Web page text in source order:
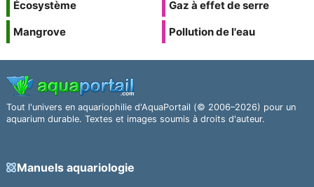
Écosystème
Mangrove
Gaz à effet de serre
Pollution de l'eau
Tout l'univers en aquariophilie d'AquaPortail (© 2006–2026) pour un
aquarium durable. Textes et images soumis à droits d'auteur.
Manuels aquariologie